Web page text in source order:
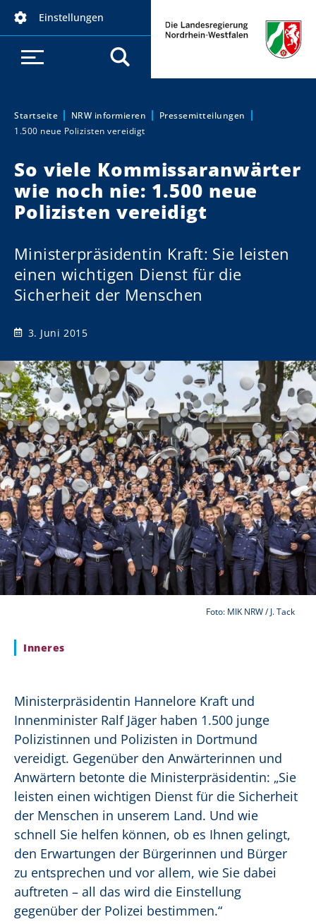
Einstellungen
Sie sind hier:
Startseite NRW informieren
Pressemitteilungen
1.500 neue Polizisten vereidigt
So viele Kommissaranwärter
wie noch nie: 1.500 neue
Polizisten vereidigt
Ministerpräsidentin Kraft: Sie leisten
einen wichtigen Dienst für die
Sicherheit der Menschen
3. Juni 2015
Foto: MIK NRW / J. Tack
Inneres
Ministerpräsidentin Hannelore Kraft und
Innenminister Ralf Jäger haben 1.500 junge
Polizistinnen und Polizisten in Dortmund
vereidigt. Gegenüber den Anwärterinnen und
Anwärtern betonte die Ministerpräsidentin: „Sie
leisten einen wichtigen Dienst für die Sicherheit
der Menschen in unserem Land. Und wie
schnell Sie helfen können, ob es Ihnen gelingt,
den Erwartungen der Bürgerinnen und Bürger
zu entsprechen und vor allem, wie Sie dabei
auftreten – all das wird die Einstellung
gegenüber der Polizei bestimmen.“